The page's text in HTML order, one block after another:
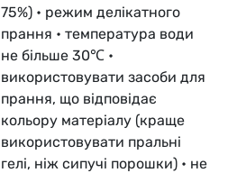
75%) • режим делікатного
прання • температура води
не більше 30℃ •
використовувати засоби для
прання, що відповідає
кольору матеріалу (краще
використовувати пральні
гелі, ніж сипучі порошки) • не